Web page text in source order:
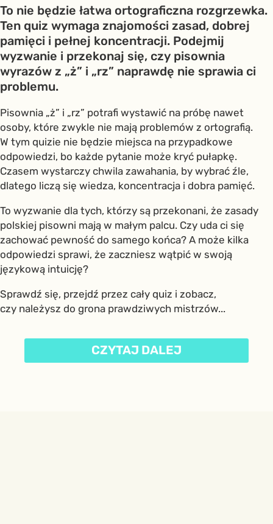
To nie będzie łatwa ortograficzna rozgrzewka.
Ten quiz wymaga znajomości zasad, dobrej
pamięci i pełnej koncentracji. Podejmij
wyzwanie i przekonaj się, czy pisownia
wyrazów z „ż” i „rz” naprawdę nie sprawia ci
problemu.
Pisownia „ż” i „rz” potrafi wystawić na próbę nawet
osoby, które zwykle nie mają problemów z ortografią.
W tym quizie nie będzie miejsca na przypadkowe
odpowiedzi, bo każde pytanie może kryć pułapkę.
Czasem wystarczy chwila zawahania, by wybrać źle,
dlatego liczą się wiedza, koncentracja i dobra pamięć.
To wyzwanie dla tych, którzy są przekonani, że zasady
polskiej pisowni mają w małym palcu. Czy uda ci się
zachować pewność do samego końca? A może kilka
odpowiedzi sprawi, że zaczniesz wątpić w swoją
językową intuicję?
Sprawdź się, przejdź przez cały quiz i zobacz,
czy należysz do grona prawdziwych mistrzów...
CZYTAJ DALEJ